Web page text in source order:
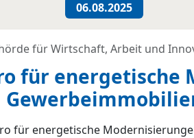
06.08.2025
für Wirtschaft, Arbeit und
für energetische
für energetische